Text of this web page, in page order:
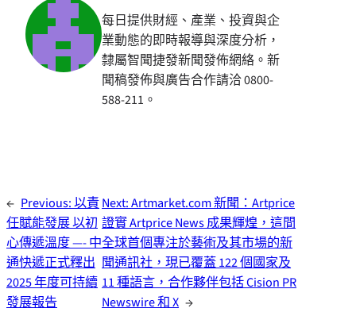
每日提供財經、產業、投資與企
業動態的即時報導與深度分析，
隸屬智聞捷發新聞發佈網絡。新
聞稿發佈與廣告合作請洽 0800-
588-211。
← Previous:以責
任賦能發展 以初
心傳遞溫度 —- 中
通快遞正式釋出
2025 年度可持續
發展報告
Next:Artmarket.com 新聞：Artprice
證實 Artprice News 成果輝煌，這間
全球首個專注於藝術及其市場的新
聞通訊社，現已覆蓋 122 個國家及
11 種語言，合作夥伴包括 Cision PR
Newswire 和 X →